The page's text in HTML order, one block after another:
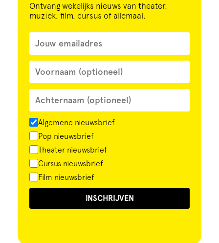
Ontvang wekelijks nieuws van theater,
muziek, film, cursus of allemaal.
Algemene nieuwsbrief
Pop nieuwsbrief
Theater nieuwsbrief
Cursus nieuwsbrief
Film nieuwsbrief
INSCHRIJVEN